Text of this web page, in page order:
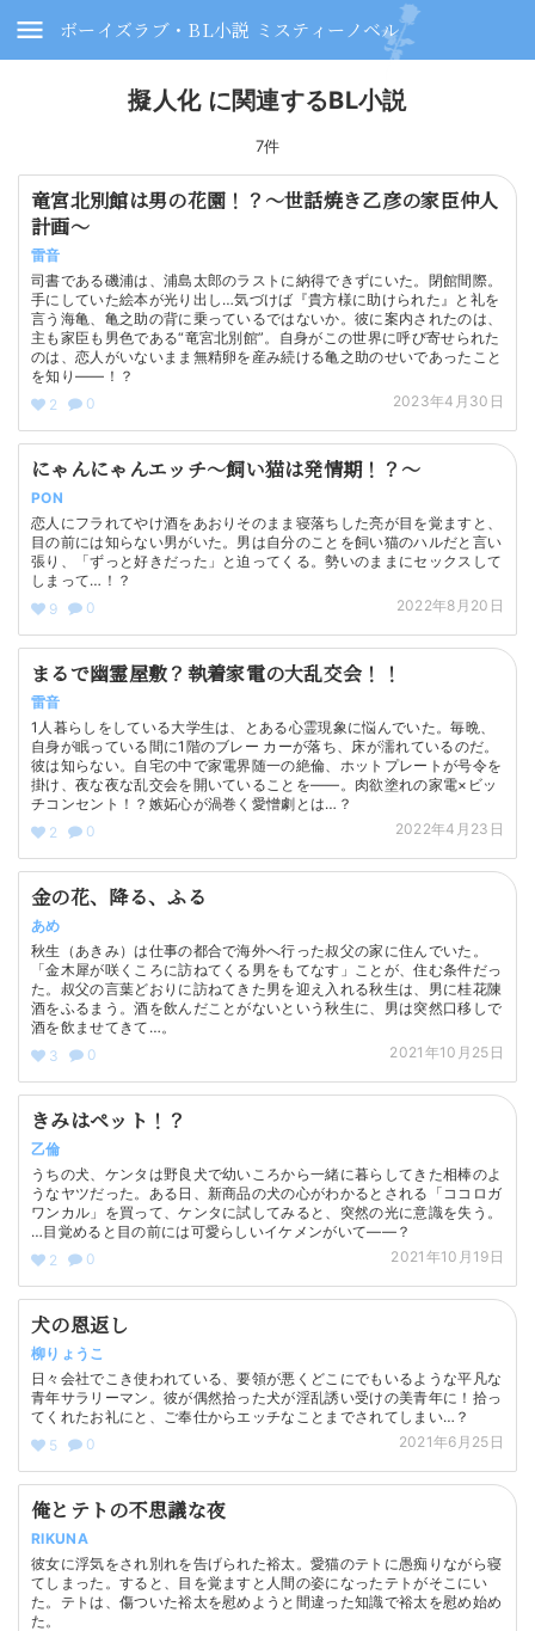
ボーイズラブ・BL小説 ミスティーノベル
擬人化 に関連するBL小説
7件
竜宮北別館は男の花園！？～世話焼き乙彦の家臣仲人
計画～
雷音
司書である磯浦は、浦島太郎のラストに納得できずにいた。閉館間際。
手にしていた絵本が光り出し…気づけば『貴方様に助けられた』と礼を
言う海亀、亀之助の背に乗っているではないか。彼に案内されたのは、
主も家臣も男色である“竜宮北別館”。自身がこの世界に呼び寄せられた
のは、恋人がいないまま無精卵を産み続ける亀之助のせいであったこと
を知り――！？
2
0 2023年4月30日
にゃんにゃんエッチ～飼い猫は発情期！？～
PON
恋人にフラれてやけ酒をあおりそのまま寝落ちした亮が目を覚ますと、
目の前には知らない男がいた。男は自分のことを飼い猫のハルだと言い
張り、「ずっと好きだった」と迫ってくる。勢いのままにセックスして
しまって…！？
9
0 2022年8月20日
まるで幽霊屋敷？執着家電の大乱交会！！
雷音
1人暮らしをしている大学生は、とある心霊現象に悩んでいた。毎晩、
自身が眠っている間に1階のブレー カーが落ち、床が濡れているのだ。
彼は知らない。自宅の中で家電界随一の絶倫、ホットプレートが号令を
掛け、夜な夜な乱交会を開いていることを――。肉欲塗れの家電×ビッ
チコンセント！？嫉妬心が渦巻く愛憎劇とは…？
2
0 2022年4月23日
金の花、降る、ふる
あめ
秋生（あきみ）は仕事の都合で海外へ行った叔父の家に住んでいた。
「金木犀が咲くころに訪ねてくる男をもてなす」ことが、住む条件だっ
た。叔父の言葉どおりに訪ねてきた男を迎え入れる秋生は、男に桂花陳
酒をふるまう。酒を飲んだことがないという秋生に、男は突然口移しで
酒を飲ませてきて…。
3
0 2021年10月25日
きみはペット！？
乙倫
うちの犬、ケンタは野良犬で幼いころから一緒に暮らしてきた相棒のよ
うなヤツだった。ある日、新商品の犬の心がわかるとされる「ココロガ
ワンカル」を買って、ケンタに試してみると、突然の光に意識を失う。
…目覚めると目の前には可愛らしいイケメンがいて――？
2
0 2021年10月19日
犬の恩返し
柳りょうこ
日々会社でこき使われている、要領が悪くどこにでもいるような平凡な
青年サラリーマン。彼が偶然拾った犬が淫乱誘い受けの美青年に！拾っ
てくれたお礼にと、ご奉仕からエッチなことまでされてしまい…？
5
0 2021年6月25日
俺とテトの不思議な夜
RIKUNA
彼女に浮気をされ別れを告げられた裕太。愛猫のテトに愚痴りながら寝
てしまった。すると、目を覚ますと人間の姿になったテトがそこにい
た。テトは、傷ついた裕太を慰めようと間違った知識で裕太を慰め始め
た。